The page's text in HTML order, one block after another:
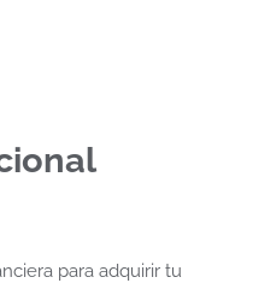
para adquirir tu